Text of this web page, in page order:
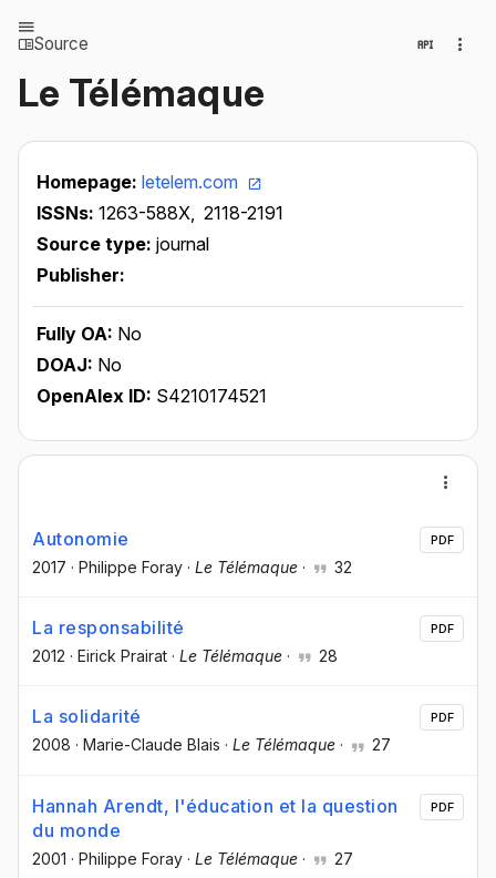
Source
Le Télémaque
Homepage: letelem.com
ISSNs: 1263-588X, 2118-2191
Source type: journal
Publisher:
Fully OA: No
DOAJ: No
OpenAlex ID: S4210174521
Autonomie
2017 · Philippe Foray · Le Télémaque · 32
PDF
La responsabilité
2012 · Eirick Prairat · Le Télémaque · 28
PDF
La solidarité
2008 · Marie-Claude Blais · Le Télémaque · 27
PDF
Hannah Arendt, l'éducation et la question
du monde
2001 · Philippe Foray · Le Télémaque · 27
PDF